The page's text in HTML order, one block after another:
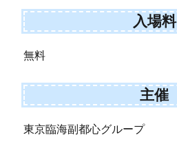
入場料
無料
主催
東京臨海副都心グループ